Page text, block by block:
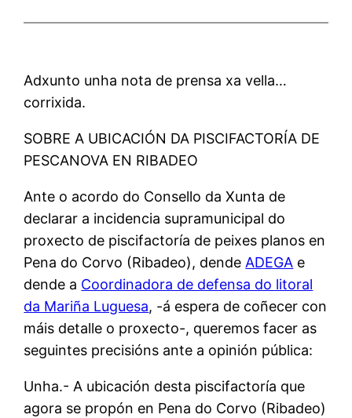
Adxunto unha nota de prensa xa vella…
corrixida.
SOBRE A UBICACIÓN DA PISCIFACTORÍA DE
PESCANOVA EN RIBADEO
Ante o acordo do Consello da Xunta de
declarar a incidencia supramunicipal do
proxecto de piscifactoría de peixes planos en
Pena do Corvo (Ribadeo), dende ADEGA e
dende a Coordinadora de defensa do litoral
da Mariña Luguesa, -á espera de coñecer con
máis detalle o proxecto-, queremos facer as
seguintes precisións ante a opinión pública:
Unha.- A ubicación desta piscifactoría que
agora se propón en Pena do Corvo (Ribadeo)